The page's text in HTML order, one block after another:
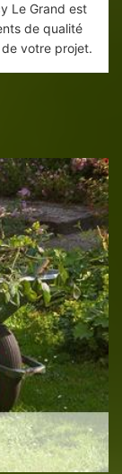
Le Grand est
de qualité
votre projet.